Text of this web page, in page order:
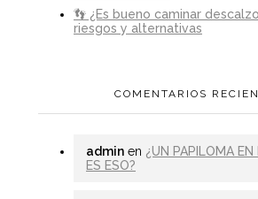
👣 ¿Es bueno caminar
riesgos y alternativas
COMENTARIOS
admin en ¿UN PAPILOMA EN
ES ESO?